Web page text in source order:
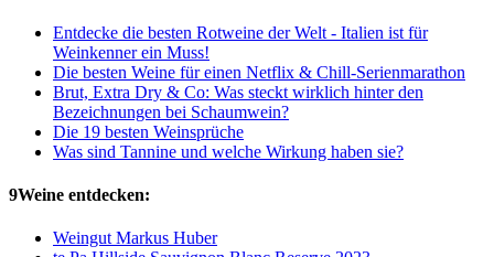
Entdecke die besten Rotweine der Welt - Italien ist für
Weinkenner ein Muss!
Die besten Weine für einen Netflix & Chill-Serienmarathon
Brut, Extra Dry & Co: Was steckt wirklich hinter den
Bezeichnungen bei Schaumwein?
Die 19 besten Weinsprüche
Was sind Tannine und welche Wirkung haben sie?
9Weine entdecken:
Weingut Markus Huber